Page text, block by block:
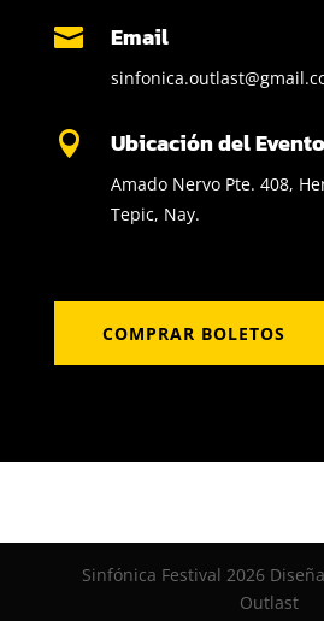
 Email
 Ubicación del Evento
Amado Nervo Pte. 408,
Tepic, Nay.
COMPRAR BOLETOS
Sinfónica Festival 2026
Outlast